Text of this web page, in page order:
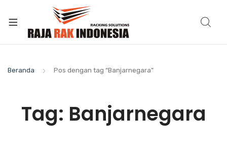
Beranda Pos dengan tag “Banjarnegara”
Tag: Banjarnegara